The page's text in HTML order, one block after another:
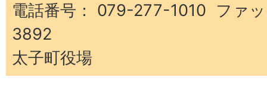
電話番号： 079-277-1010 ファ
3892
太子町役場